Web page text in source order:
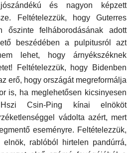
és nagyon képzett
Feltételezzük, hogy Guterres
őszinte felháborodásának adott
beszédében a pulpitusról azt
lehet, hogy árnyékszéknek
Feltételezzük, hogy Bidenben
erő, hogy országát megreformálja
is, ha meglehetősen kicsinyesen
Csin-Ping kínai elnököt
vádolta azért, mert
eseményre. Feltételezzük,
rablóból hirtelen pandúrrá,